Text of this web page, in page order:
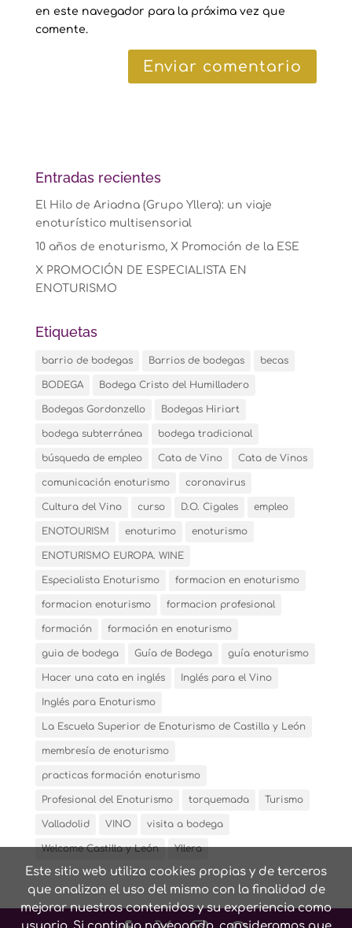
Este sitio web utiliza cookies propias y de terceros
que analizan el uso del mismo con la finalidad de
mejorar nuestros contenidos y su experiencia como
en este navegador para la próxima vez que
comente.
Entradas recientes
El Hilo de Ariadna (Grupo Yllera): un viaje
enoturístico multisensorial
10 años de enoturismo, X Promoción de la ESE
X PROMOCIÓN DE ESPECIALISTA EN
ENOTURISMO
Etiquetas
barrio de bodegas Barrios de bodegas becas
BODEGA Bodega Cristo del Humilladero
Bodegas Gordonzello Bodegas Hiriart
bodega subterránea bodega tradicional
búsqueda de empleo Cata de Vino Cata de Vinos
comunicación enoturismo coronavirus
Cultura del Vino curso D.O. Cigales empleo
ENOTOURISM enoturimo enoturismo
ENOTURISMO EUROPA. WINE
Especialista Enoturismo formacion en enoturismo
formacion enoturismo formacion profesional
formación formación en enoturismo
guia de bodega Guía de Bodega guía enoturismo
Hacer una cata en inglés Inglés para el Vino
Inglés para Enoturismo
La Escuela Superior de Enoturismo de Castilla y León
membresía de enoturismo
practicas formación enoturismo
Profesional del Enoturismo torquemada Turismo
Valladolid VINO visita a bodega
Welcome Castilla y León Yllera